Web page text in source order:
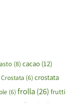
(8) cacao (12)
Crostata (6) crostata
(6) frolla (26) frutti